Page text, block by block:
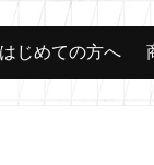
はじめての方へ